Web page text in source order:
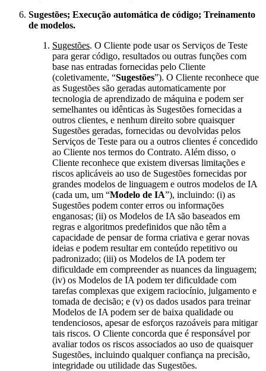
Sugestões; Execução automática de código; Treinamento
de modelos.
Sugestões. O Cliente pode usar os Serviços de Teste
para gerar código, resultados ou outras funções com
base nas entradas fornecidas pelo Cliente
(coletivamente, “Sugestões”). O Cliente reconhece que
as Sugestões são geradas automaticamente por
tecnologia de aprendizado de máquina e podem ser
semelhantes ou idênticas às Sugestões fornecidas a
outros clientes, e nenhum direito sobre quaisquer
Sugestões geradas, fornecidas ou devolvidas pelos
Serviços de Teste para ou a outros clientes é concedido
ao Cliente nos termos do Contrato. Além disso, o
Cliente reconhece que existem diversas limitações e
riscos aplicáveis ao uso de Sugestões fornecidas por
grandes modelos de linguagem e outros modelos de IA
(cada um, um “Modelo de IA”), incluindo: (i) as
Sugestões podem conter erros ou informações
enganosas; (ii) os Modelos de IA são baseados em
regras e algoritmos predefinidos que não têm a
capacidade de pensar de forma criativa e gerar novas
ideias e podem resultar em conteúdo repetitivo ou
padronizado; (iii) os Modelos de IA podem ter
dificuldade em compreender as nuances da linguagem;
(iv) os Modelos de IA podem ter dificuldade com
tarefas complexas que exigem raciocínio, julgamento e
tomada de decisão; e (v) os dados usados para treinar
Modelos de IA podem ser de baixa qualidade ou
tendenciosos, apesar de esforços razoáveis para mitigar
tais riscos. O Cliente concorda que é responsável por
avaliar todos os riscos associados ao uso de quaisquer
Sugestões, incluindo qualquer confiança na precisão,
integridade ou utilidade das Sugestões.